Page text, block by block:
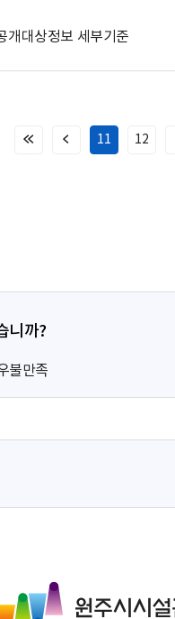
개대상정보 세부기준
처
이
11 12
니까?
불만족